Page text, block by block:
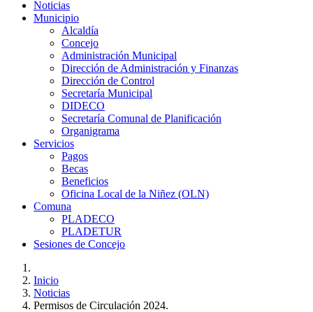
Noticias
Municipio
Alcaldía
Concejo
Administración Municipal
Dirección de Administración y Finanzas
Dirección de Control
Secretaría Municipal
DIDECO
Secretaría Comunal de Planificación
Organigrama
Servicios
Pagos
Becas
Beneficios
Oficina Local de la Niñez (OLN)
Comuna
PLADECO
PLADETUR
Sesiones de Concejo
Inicio
Noticias
Permisos de Circulación 2024.